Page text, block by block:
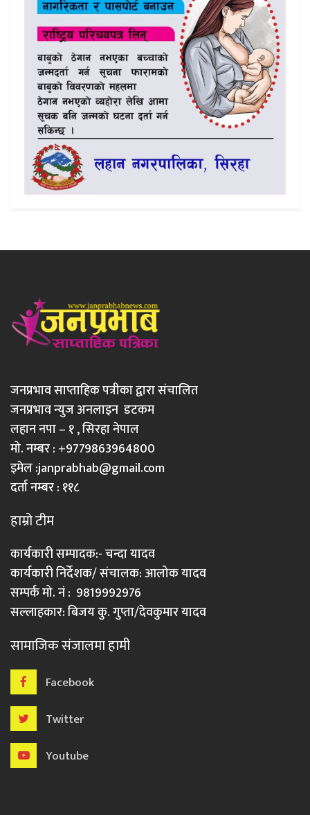
जनप्रभाव साप्ताहिक पत्रीका द्वारा संचालित
जनप्रभाव न्युज अनलाइन डटकम
लहान नपा – १ , सिरहा नेपाल
मो. नम्बर : +9779863964800
इमेल :janprabhab@gmail.com
दर्ता नम्बर : ११८
हाम्रो टीम
कार्यकारी सम्पादक:- चन्दा यादव
कार्यकारी निर्देशक/ संचालक: आलोक यादव
सम्पर्क मो. नं : 9819992976
सल्लाहकार: बिजय कु. गुप्ता/देवकुमार यादव
सामाजिक संजालमा हामी
Facebook
Twitter
Youtube